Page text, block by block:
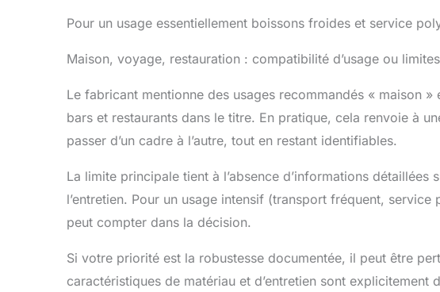
Pour un usage essentiellement boissons froides et service
Maison, voyage, restauration : compatibilité d’usage ou
Le fabricant mentionne des usages recommandés « maison
bars et restaurants dans le titre. En pratique, cela renvoie à
passer d’un cadre à l’autre, tout en restant identifiables.
La limite principale tient à l’absence d’informations
l’entretien. Pour un usage intensif (transport fréquent,
peut compter dans la décision.
Si votre priorité est la robustesse documentée, il peut être
caractéristiques de matériau et d’entretien sont explicitement